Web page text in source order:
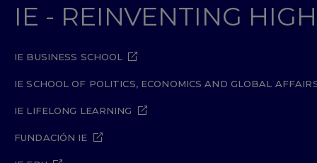
IE - REINVENTING
IE BUSINESS SCHOOL
IE SCHOOL OF POLITICS, ECONOMICS AND GLOBAL
IE LIFELONG LEARNING
FUNDACIÓN IE